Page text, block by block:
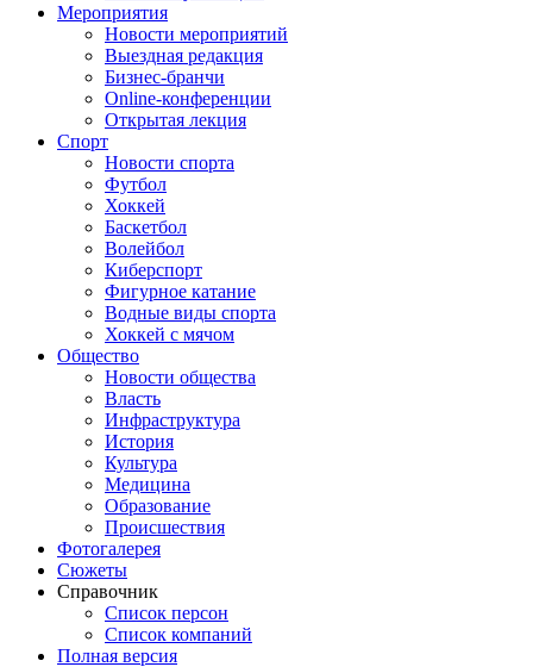
Мероприятия
Новости мероприятий
Выездная редакция
Бизнес-бранчи
Online-конференции
Открытая лекция
Спорт
Новости спорта
Футбол
Хоккей
Баскетбол
Волейбол
Киберспорт
Фигурное катание
Водные виды спорта
Хоккей с мячом
Общество
Новости общества
Власть
Инфраструктура
История
Культура
Медицина
Образование
Происшествия
Фотогалерея
Сюжеты
Справочник
Список персон
Список компаний
Полная версия